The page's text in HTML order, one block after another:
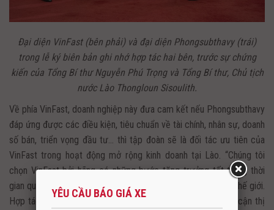
Đại diện VinFast (bên phải) và đại diện Phongsubthavy (trái)
trong lễ ký biên bản ghi nhớ hợp tác hai bên, trước sự chứng
kiến của Tổng Bí thư Nguyễn Phú Trọng và Tổng Bí thư, Chủ tịch
nước Lào Thongloun Sisoulith.
Về phía VinFast, doanh nghiệp này đưa cam kết nếu Phongsubthavy
đáp ứng được các điều kiện, tiêu chuẩn về tài chính, nhân sự, doanh
số bán, triển vọng đầu tư… thì tập đoàn sẽ là đối tác ưu tiên của
VinFast trong hoạt động mở rộng kinh doanh tại Lào. “Chúng tôi
chọn VinFast bởi hãng có những bước tăng trưởng tốt trong thời
gian qua, tạo dựng hãng ôtô Việt trên hành trình chinh phục thế giới.
Hợp tác này sẽ góp phần đưa xe VinFast nhanh chóng tiếp cận thị
YÊU CẦU BÁO GIÁ XE